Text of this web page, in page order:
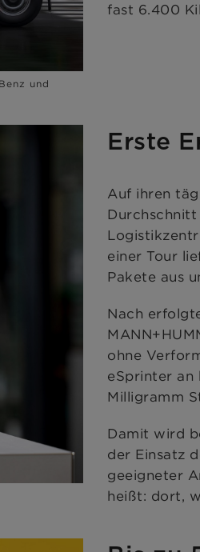
und
fast 6.400
Erste
Auf ihren
einer Tour
Pakete aus
Nach
ohne
eSprinter an
Milligramm
Damit wird
der Einsatz
geeigneter
heißt: dort,